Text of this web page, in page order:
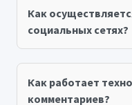
Как
социальных сетях?
Как работает
комментариев?